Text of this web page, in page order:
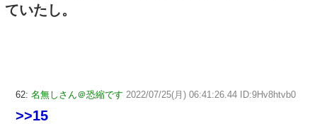
ていたし。
62: 名無しさん＠恐縮です 2022/07/25(月) 06:41:26.44 ID:9Hv8htvb0
>>15